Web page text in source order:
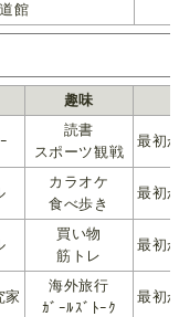
館
趣味
読書
スポーツ観戦
最初
カラオケ
食べ歩き
最初
買い物
筋トレ
最初
家
海外旅行
ｶﾞｰﾙｽﾞﾄｰｸ
最初